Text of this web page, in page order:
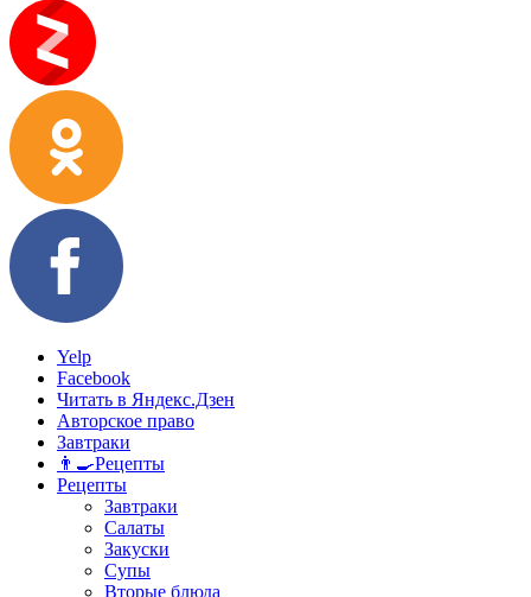
Yelp
Facebook
Читать в Яндекс.Дзен
Авторское право
Завтраки
👨‍🍳Рецепты
Рецепты
Завтраки
Салаты
Закуски
Супы
Вторые блюда